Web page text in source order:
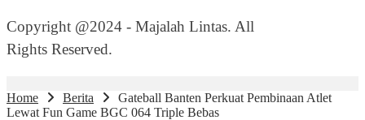
Copyright @2024 - Majalah Lintas. All
Rights Reserved.
Home Berita
Gateball Banten Perkuat Pembinaan Atlet
Lewat Fun Game BGC 064 Triple Bebas